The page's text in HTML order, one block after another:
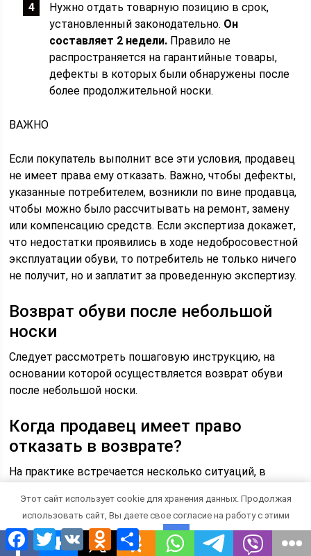
Нужно отдать товарную позицию в срок,
установленный законодательно. Он
составляет 2 недели. Правило не
распространяется на гарантийные товары,
дефекты в которых были обнаружены после
более продолжительной носки.
ВАЖНО
Если покупатель выполнит все эти условия, продавец
не имеет права ему отказать. Важно, чтобы дефекты,
указанные потребителем, возникли по вине продавца,
чтобы можно было рассчитывать на ремонт, замену
или компенсацию средств. Если экспертиза докажет,
что недостатки проявились в ходе недобросовестной
эксплуатации обуви, то потребитель не только ничего
не получит, но и заплатит за проведенную экспертизу.
Возврат обуви после небольшой
носки
Следует рассмотреть пошаговую инструкцию, на
основании которой осуществляется возврат обуви
после небольшой носки.
Когда продавец имеет право
отказать в возврате?
На практике встречается несколько ситуаций, в
отказа в возврате. К этим аспектам можно отнести:
наличие повреждений, которые сформировались
Facebook
TwitterVK Odnoklassniki
Отправить
Этот сайт использует cookie для хранения данных. Продолжая
использовать сайт, Вы даете свое согласие на работу с этими
файлами.
OK